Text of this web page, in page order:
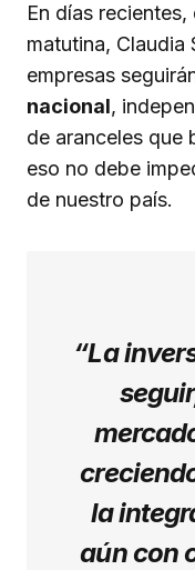
En días
matutina, Claudia
empresas
nacional,
de aranceles que
eso no debe
de nuestro país.
“La
la
aún con